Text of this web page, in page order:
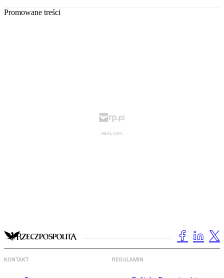
Promowane treści
KONTAKT REGULAMIN